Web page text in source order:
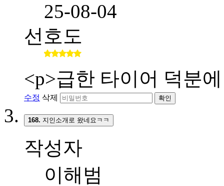
25-08-04
선호도
<p>급한 타이어 덕분
수정 삭제 확인
168. 지인소개로 왔네요ㅋㅋ
작성자
이해범